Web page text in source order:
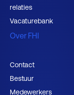
relaties
Vacaturebank
Over FHI
Contact
Bestuur
Medewerkers